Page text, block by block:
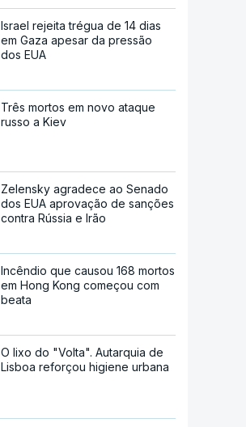
Israel rejeita trégua de 14 dias
em Gaza apesar da pressão
dos EUA
Três mortos em novo ataque
russo a Kiev
Zelensky agradece ao Senado
dos EUA aprovação de sanções
contra Rússia e Irão
Incêndio que causou 168 mortos
em Hong Kong começou com
beata
O lixo do "Volta". Autarquia de
Lisboa reforçou higiene urbana